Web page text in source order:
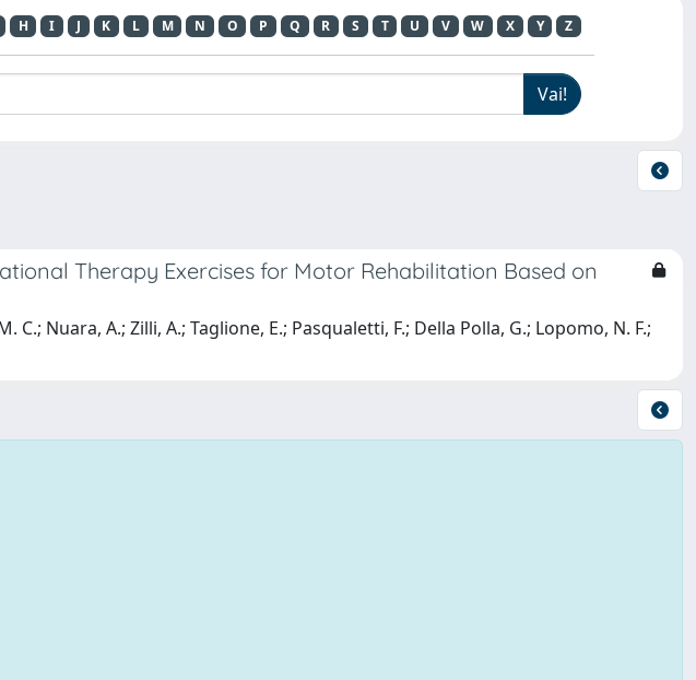
H I J K L M N O P Q R S T U V W X Y Z
Therapy Exercises for Motor Rehabilitation Based on
C.; Nuara, A.; Zilli, A.; Taglione, E.; Pasqualetti, F.; Della Polla, G.; Lopomo, N. F.;